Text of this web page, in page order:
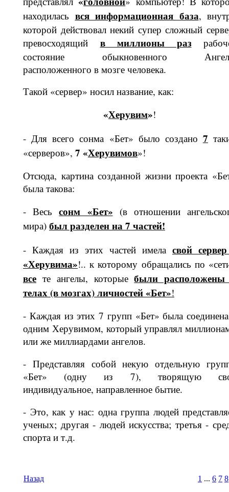
находилась вся ин­формационная база,
которой действовал некий супер сложный
превосходящий в миллионы раз
состояние обыкновенного
расположенного в мозге человека.
Такой «сервер» носил название, как:
«Херувим»!
- Для всего сонма «Бет» было создано 7
«серверов», 7 «Херувимов»!
Отсюда, картина созданной жизни проекта
была такова:
- Весьсонм «Бет» (в отношении
мира) был разделен на 7 частей!
- Каждая из этих частей имела свой
«Херувима»!.. к которому обращались по
все те ангелы, которыебыли
телах (в мозгах) личностей «Бет»!
- Каждая из этих 7 групп «Бет» была
одним Херувимом, который управлял
или же миллиар­дами ангелов.
- Представляя собой некую отдельную
«Бет» (одну из 7), творящую
индивидуальное, направленное бытие.
- Это, как у нас: одна группа людей
ученых; другая - людей ис­кусства; третья -
спорта и т.д.
Назад 1 ... 6 7 8